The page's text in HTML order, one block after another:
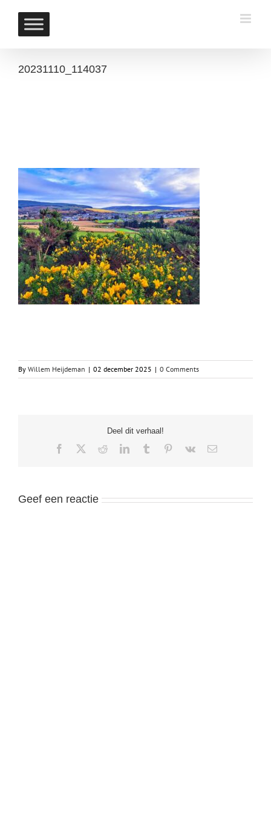
content
20231110_114037
By Willem Heijdeman | 02 december 2025 | 0 Comments
Deel dit verhaal!
Facebook RedditLinkedInTumblr Pinterest
Vk Email
Geef een reactie